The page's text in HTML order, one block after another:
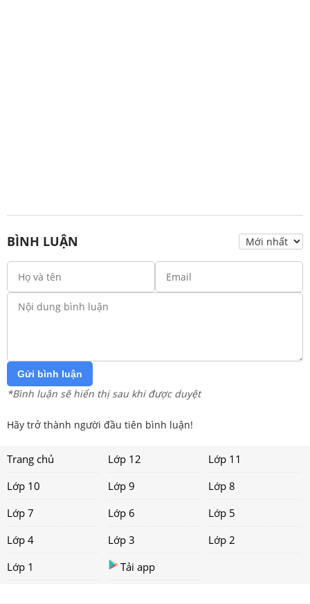
BÌNH LUẬN
Gửi bình luận
*Bình luận sẽ hiển thị sau khi được duyệt
Hãy trở thành người đầu tiên bình luận!
Trang chủ Lớp 12
Lớp 11
Lớp 10
Lớp 9
Lớp 8
Lớp 7
Lớp 6
Lớp 5
Lớp 4
Lớp 3
Lớp 2
Lớp 1
Tải app